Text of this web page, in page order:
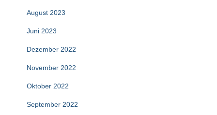
August 2023
Juni 2023
Dezember 2022
November 2022
Oktober 2022
September 2022